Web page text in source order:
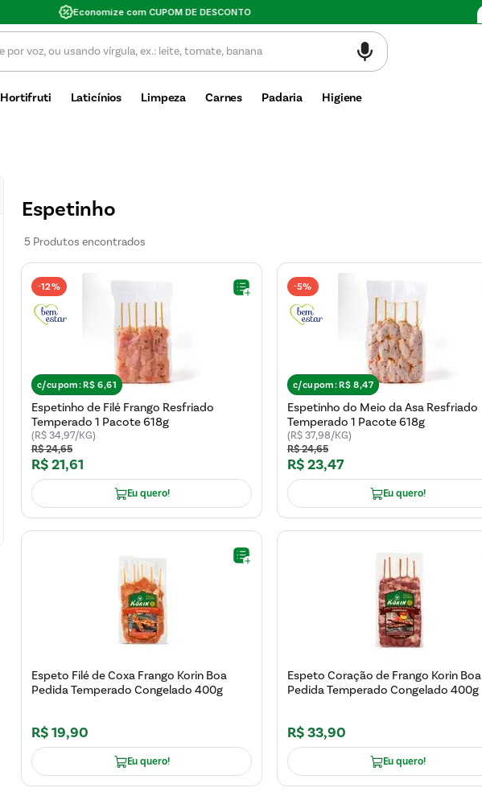
Valor mínimo de compra $30
Hortifruti Laticínios Limpeza Carnes Padaria Higiene
Espetinho
5 Produtos
-12%
c/cupom:R$ 6,61
Espetinho de Filé Frango Resfriado
Temperado 1 Pacote 618g
(R$ 34,97/KG)
R$24,65
R$21,61
Eu quero!
-5%
c/cupom:R$ 8,47
Espetinho do Meio da Asa Resfriado
Temperado 1 Pacote 618g
(R$ 37,98/KG)
R$24,65
R$23,47
Eu quero!
Espeto Filé de Coxa Frango Korin Boa
Pedida Temperado Congelado 400g
R$19,90
Eu quero!
Espeto Coração de Frango Korin Boa
Pedida Temperado Congelado 400g
R$33,90
Eu quero!